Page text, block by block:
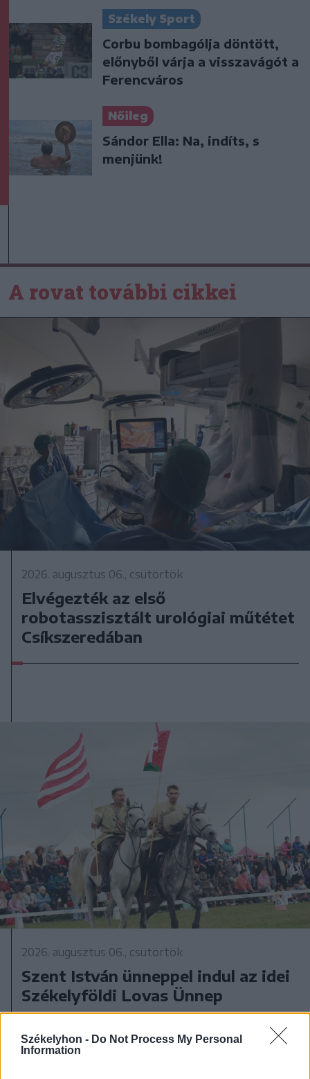
Székelyhon - Do Not Process My Personal
Information
Székely Sport
Corbu bombagólja döntött,
előnyből várja a visszavágót a
Ferencváros
Nőileg
Sándor Ella: Na, indíts, s
menjünk!
A rovat további cikkei
2026. augusztus 06., csütörtök
Elvégezték az első
robotasszisztált urológiai műtétet
Csíkszeredában
2026. augusztus 06., csütörtök
Szent István ünneppel indul az idei
Székelyföldi Lovas Ünnep